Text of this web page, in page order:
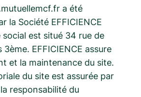
a été
la Société EFFICIENCE
social est situé 34 rue de
3ème. EFFICIENCE assure
et la maintenance du site.
du site est assurée par
responsabilité du